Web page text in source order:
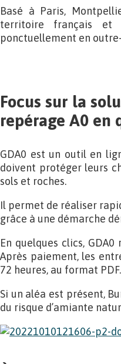
Basé à Paris,
territoire français et
ponctuellement en
Focus sur la
repérage A0 en
GDA0 est un outil en
doivent protéger leurs
sols et roches.
Il permet de réaliser
grâce à une démarche
En quelques clics,
Après paiement, les
72 heures, au format PDF.
Si un aléa est présent,
du risque d’amiante